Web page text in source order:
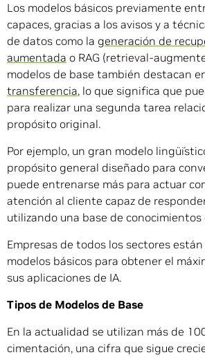
Los modelos básicos previamente
capaces, gracias a los avisos y a
de datos como la generación de
aumentada o RAG (retrieval-
modelos de base también destacan
transferencia, lo que significa que
para realizar una segunda tarea
propósito original.
Por ejemplo, un gran modelo
propósito general diseñado para
puede entrenarse más para actuar
atención al cliente capaz de
utilizando una base de conocimientos
Empresas de todos los sectores
modelos básicos para obtener el
sus aplicaciones de IA.
Tipos de Modelos de Base
En la actualidad se utilizan más de
cimentación, una cifra que sigue